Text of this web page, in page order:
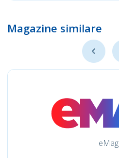
Magazine similare
eMag